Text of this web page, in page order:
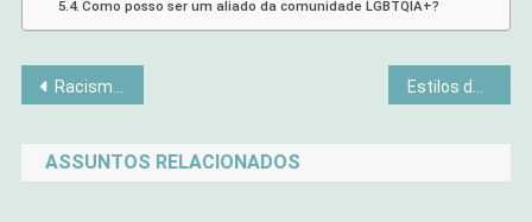
Como posso ser um aliado da comunidade LGBTQIA+?
Navegação
de
Post
Racismo Estrutural: O Poder do #VidasNegrasImportam na Mídia Brasileira
ASSUNTOS RELACIONADOS